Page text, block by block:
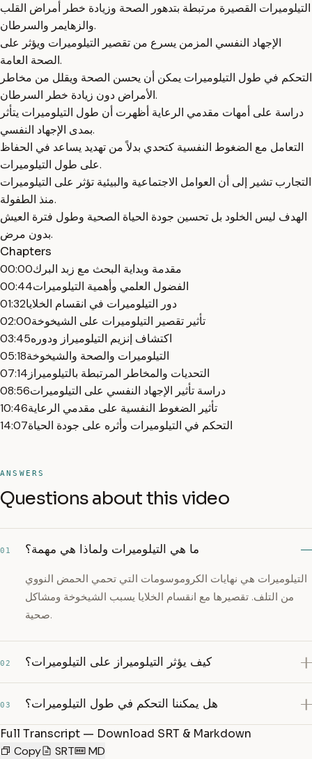
التيلوميرات القصيرة مرتبطة بتدهور الصحة وزيادة خطر أمراض القلب
والزهايمر والسرطان.
الإجهاد النفسي المزمن يسرع من تقصير التيلوميرات ويؤثر على
الصحة العامة.
التحكم في طول التيلوميرات يمكن أن يحسن الصحة ويقلل من مخاطر
الأمراض دون زيادة خطر السرطان.
دراسة على أمهات مقدمي الرعاية أظهرت أن طول التيلوميرات يتأثر
بمدى الإجهاد النفسي.
التعامل مع الضغوط النفسية كتحدي بدلاً من تهديد يساعد في الحفاظ
على طول التيلوميرات.
التجارب تشير إلى أن العوامل الاجتماعية والبيئية تؤثر على التيلوميرات
منذ الطفولة.
الهدف ليس الخلود بل تحسين جودة الحياة الصحية وطول فترة العيش
بدون مرض.
Chapters
00:00مقدمة وبداية البحث مع زبد البرك
00:44الفضول العلمي وأهمية التيلوميرات
01:32دور التيلوميرات في انقسام الخلايا
02:00تأثير تقصير التيلوميرات على الشيخوخة
03:45اكتشاف إنزيم التيلوميراز ودوره
05:18التيلوميرات والصحة والشيخوخة
07:14 التحديات والمخاطر المرتبطة بالتيلوميراز
08:56دراسة تأثير الإجهاد النفسي على التيلوميرات
10:46تأثير الضغوط النفسية على مقدمي الرعاية
14:07التحكم في التيلوميرات وأثره على جودة الحياة
ANSWERS
Questions about this video
01 ما هي التيلوميرات ولماذا هي مهمة؟
التيلوميرات هي نهايات الكروموسومات التي تحمي الحمض النووي
من التلف. تقصيرها مع انقسام الخلايا يسبب الشيخوخة ومشاكل
صحية.
02 كيف يؤثر التيلوميراز على التيلوميرات؟
03 هل يمكننا التحكم في طول التيلوميرات؟
Full Transcript — Download SRT & Markdown
Copy
SRT MD